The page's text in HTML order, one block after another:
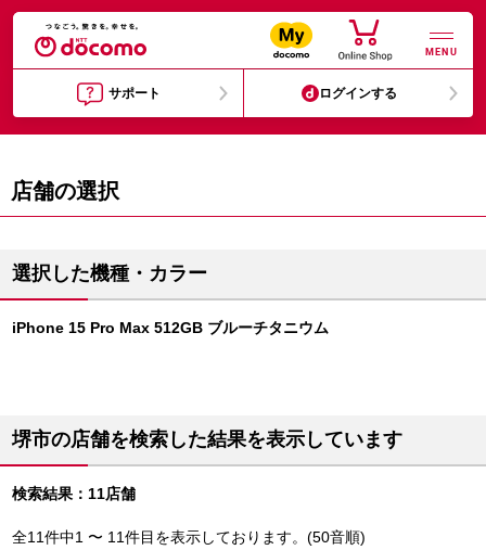
MENU
サポート ログインする
店舗の選択
選択した機種・カラー
iPhone 15 Pro Max 512GB ブルーチタニウム
堺市の店舗を検索した結果を表示しています
検索結果：11店舗
全11件中1 〜 11件目を表示しております。(50音順)